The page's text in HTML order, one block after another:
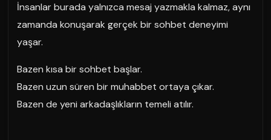
İnsanlar burada yalnızca mesaj yazmakla kalmaz, aynı
zamanda konuşarak gerçek bir sohbet deneyimi
yaşar.
Bazen kısa bir sohbet başlar.
Bazen uzun süren bir muhabbet ortaya çıkar.
Bazen de yeni arkadaşlıkların temeli atılır.